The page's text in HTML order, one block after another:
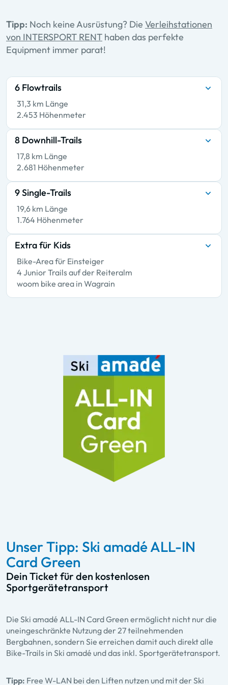
Tipp: Noch keine Ausrüstung? Die Verleihstationen
von INTERSPORT RENT haben das perfekte
Equipment immer parat!
6 Flowtrails
31,3 km Länge
2.453 Höhenmeter
8 Downhill-Trails
17,8 km Länge
2.681 Höhenmeter
9 Single-Trails
19,6 km Länge
1.764 Höhenmeter
Extra für Kids
Bike-Area für Einsteiger
4 Junior Trails auf der Reiteralm
woom bike area in Wagrain
Unser Tipp: Ski amadé ALL-IN
Card Green
Dein Ticket für den kostenlosen
Sportgerätetransport
Die Ski amadé ALL-IN Card Green ermöglicht nicht nur die
uneingeschränkte Nutzung der 27 teilnehmenden
Bergbahnen, sondern Sie erreichen damit auch direkt alle
Bike-Trails in Ski amadé und das inkl. Sportgerätetransport.
Tipp: Free W-LAN bei den Liften nutzen und mit der Ski